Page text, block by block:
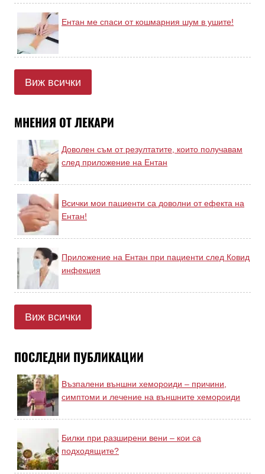
Ентан ме спаси от кошмарния шум в ушите!
Виж всички
МНЕНИЯ ОТ ЛЕКАРИ
Доволен съм от резултатите, които получавам
след приложение на Ентан
Всички мои пациенти са доволни от ефекта на
Ентан!
Приложение на Ентан при пациенти след Ковид
инфекция
Виж всички
ПОСЛЕДНИ ПУБЛИКАЦИИ
Възпалени външни хемороиди – причини,
симптоми и лечение на външните хемороиди
Билки при разширени вени – кои са
подходящите?